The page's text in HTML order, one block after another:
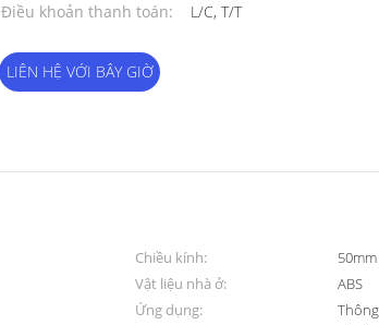
Điều khoản thanh toán:
L/C, T/T
LIÊN HỆ VỚI BÂY GIỜ
Chiều kính:
Vật liệu nhà ở:
ABS
Ứng dụng: